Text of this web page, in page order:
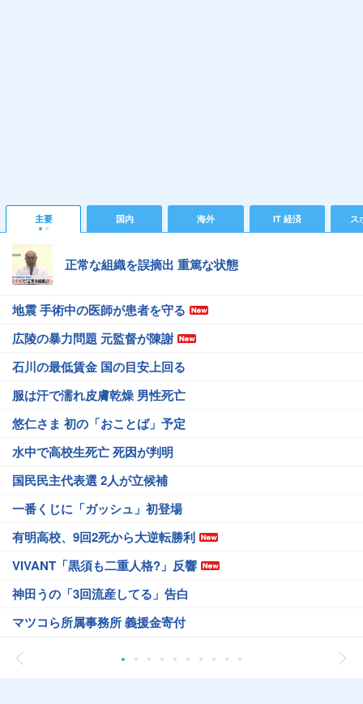
主要 国内 海外 IT 経済 ス
正常な組織を誤摘出 重篤な状態
地震 手術中の医師が患者を守る
広陵の暴力問題 元監督が陳謝
石川の最低賃金 国の目安上回る
服は汗で濡れ皮膚乾燥 男性死亡
悠仁さま 初の「おことば」予定
水中で高校生死亡 死因が判明
国民民主代表選 2人が立候補
一番くじに「ガッシュ」初登場
有明高校、9回2死から大逆転勝利
VIVANT「黒須も二重人格?」反響
神田うの「3回流産してる」告白
マツコら所属事務所 義援金寄付